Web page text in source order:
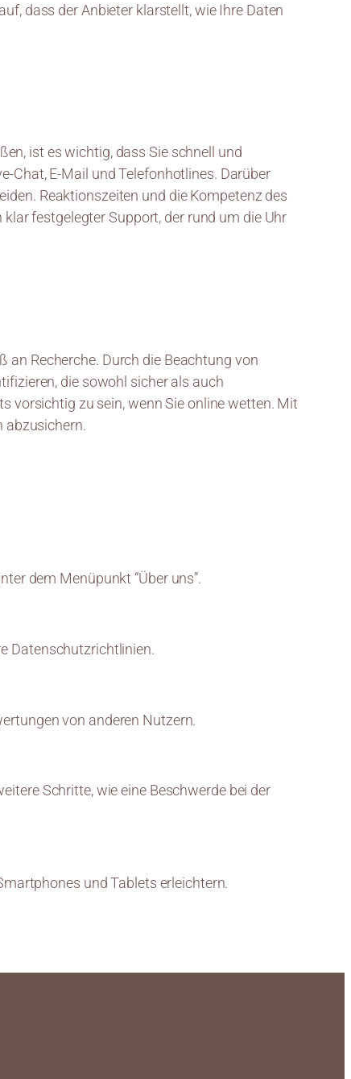
dass der Anbieter klarstellt, wie Ihre Daten
ist es wichtig, dass Sie schnell und
Chat, E-Mail und Telefonhotlines. Darüber
Reaktionszeiten und die Kompetenz des
festgelegter Support, der rund um die Uhr
Recherche. Durch die Beachtung von
die sowohl sicher als auch
vorsichtig zu sein, wenn Sie online wetten. Mit
abzusichern.
dem Menüpunkt “Über uns”.
Datenschutzrichtlinien.
von anderen Nutzern.
Schritte, wie eine Beschwerde bei der
und Tablets erleichtern.